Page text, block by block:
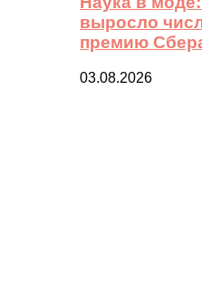
выросло
премию
03.08.2026